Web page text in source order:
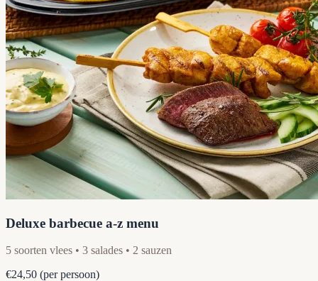
Deluxe barbecue a-z menu
5 soorten vlees • 3 salades • 2 sauzen
€24,50 (per persoon)